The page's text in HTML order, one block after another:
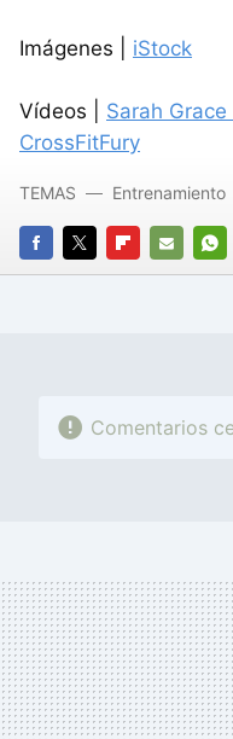
Imágenes | iStock
Vídeos | Sarah
CrossFitFury
FACEBOOK
TWITTERFLIPBOARD
E-
TEMAS Entrenamiento
Comentarios